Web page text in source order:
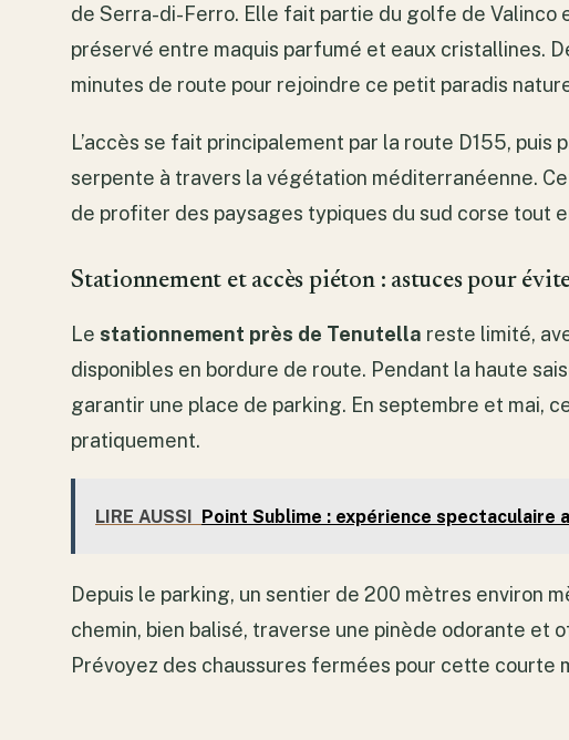
de Serra-di-Ferro. Elle fait partie du golfe de Valinco
préservé entre maquis parfumé et eaux cristallines.
minutes de route pour rejoindre ce petit paradis
L’accès se fait principalement par la route D155, puis
serpente à travers la végétation méditerranéenne.
de profiter des paysages typiques du sud corse tout
Stationnement et accès piéton : astuces pour
Le stationnement près de Tenutella reste limité,
disponibles en bordure de route. Pendant la haute
garantir une place de parking. En septembre et mai,
pratiquement.
LIRE AUSSI Point Sublime : expérience spectaculaire
Depuis le parking, un sentier de 200 mètres environ
chemin, bien balisé, traverse une pinède odorante et
Prévoyez des chaussures fermées pour cette courte